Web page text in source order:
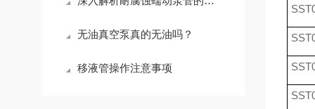
无油真空泵真的无油吗？
移液管操作注意事项